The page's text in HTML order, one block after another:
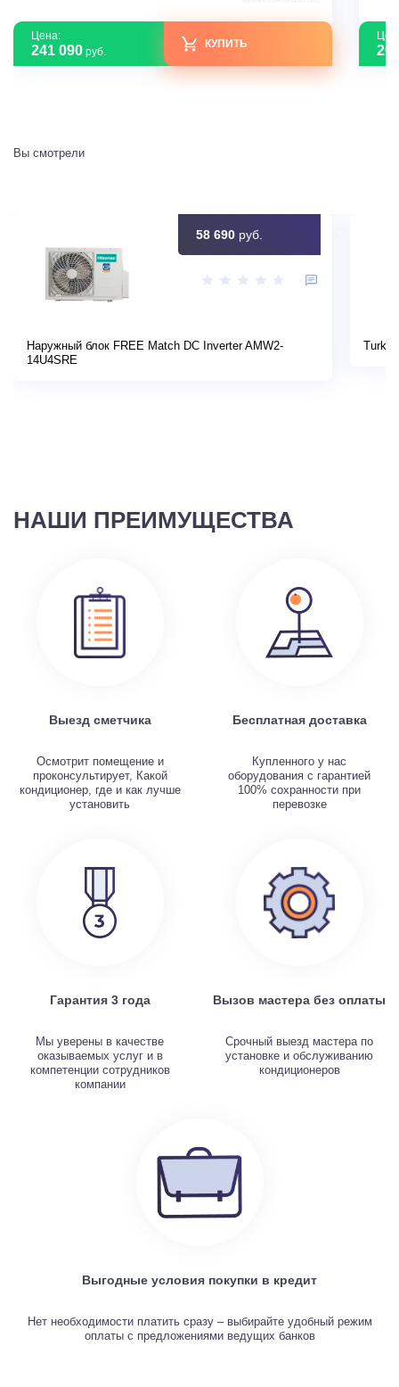
Цена:
241 090 руб.
КУПИТЬ
Вы смотрели
58 690 руб.
Наружный блок FREE Match DC Inverter AMW2-
14U4SRE
НАШИ ПРЕИМУЩЕСТВА
Выезд сметчика
Осмотрит помещение и
проконсультирует, Какой
кондиционер, где и как лучше
установить
Бесплатная доставка
Купленного у нас
оборудования с гарантией
100% сохранности при
перевозке
Гарантия 3 года
Мы уверены в качестве
оказываемых услуг и в
компетенции сотрудников
компании
Вызов мастера без оплаты
Срочный выезд мастера по
установке и обслуживанию
кондиционеров
Выгодные условия покупки в кредит
Нет необходимости платить сразу – выбирайте удобный режим
оплаты с предложениями ведущих банков